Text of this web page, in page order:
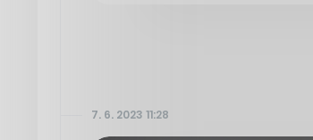
7. 6. 2023 11:28